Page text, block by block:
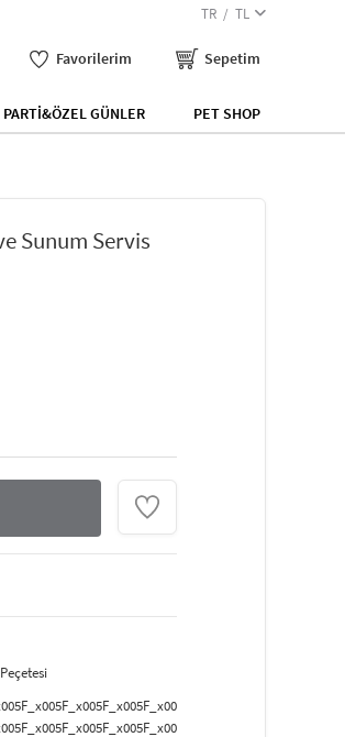
TR TL
Favorilerim Sepetim
PARTİ&ÖZEL GÜNLER PET SHOP
Sunum Servis